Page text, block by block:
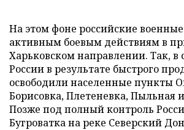
На этом фоне российские военные
активным боевым действиям в
Харьковском направлении. Так, в
России в результате быстрого
освободили населенные пункты
Борисовка, Плетеневка, Пыльная
Позже под полный контроль
Бугроватка на реке Северский